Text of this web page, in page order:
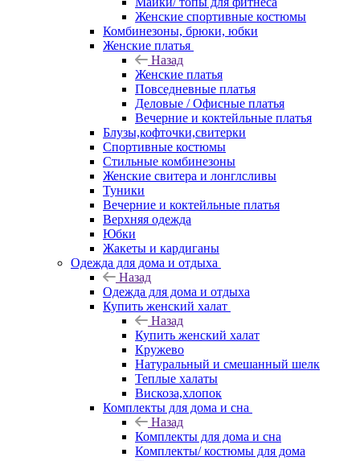
Женские спортивные костюмы
Комбинезоны, брюки, юбки
Женские платья
Назад
Женские платья
Повседневные платья
Деловые / Офисные платья
Вечерние и коктейльные платья
Блузы,кофточки,свитерки
Спортивные костюмы
Стильные комбинезоны
Женские свитера и лонглсливы
Туники
Вечерние и коктейльные платья
Верхняя одежда
Юбки
Жакеты и кардиганы
Одежда для дома и отдыха
Назад
Одежда для дома и отдыха
Купить женский халат
Назад
Купить женский халат
Кружево
Натуральный и смешанный шелк
Теплые халаты
Вискоза,хлопок
Комплекты для дома и сна
Назад
Комплекты для дома и сна
Комплекты/ костюмы для дома